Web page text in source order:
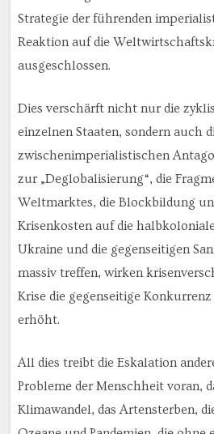
Strategie der führenden
Reaktion auf die
ausgeschlossen.
Dies verschärft nicht nur die
einzelnen Staaten, sondern auch
zwischenimperialistischen
zur „Deglobalisierung“, die
Weltmarktes, die Blockbildung
Krisenkosten auf die
Ukraine und die gegenseitigen
massiv treffen, wirken
Krise die gegenseitige
erhöht.
All dies treibt die Eskalation
Probleme der Menschheit voran,
Klimawandel, das Artensterben,